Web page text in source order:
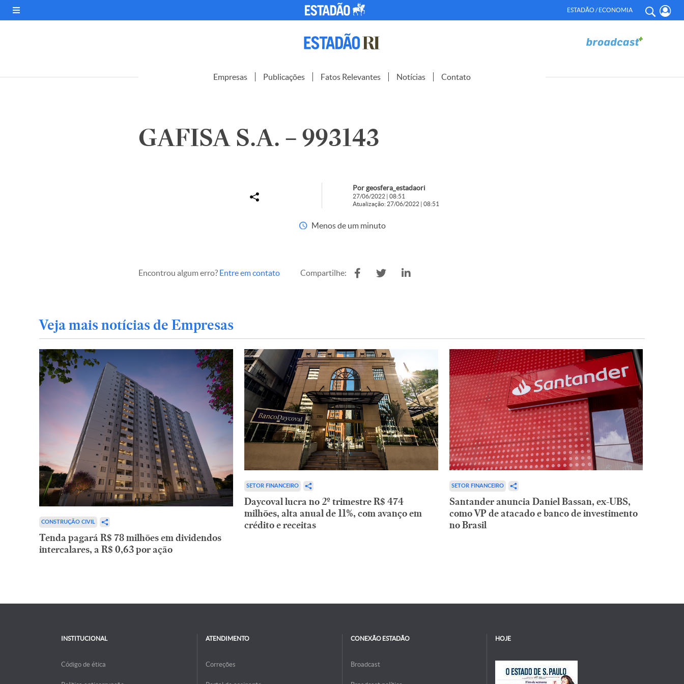
ESTADÃO / ECONOMIA
Empresas Publicações Fatos Relevantes Notícias Contato
GAFISA S.A. – 993143
Por geosfera_estadaori
27/06/2022 | 08:51
Atualização: 27/06/2022 | 08:51
Menos de um minuto
Encontrou algum erro? Entre em contato Compartilhe:
Veja mais notícias de Empresas
CONSTRUÇÃO CIVIL
Tenda pagará R$ 78 milhões em dividendos
intercalares, a R$ 0,63 por ação
SETOR FINANCEIRO
Daycoval lucra no 2º trimestre R$ 474
milhões, alta anual de 11%, com avanço em
crédito e receitas
SETOR FINANCEIRO
Santander anuncia Daniel Bassan, ex-UBS,
como VP de atacado e banco de investimento
no Brasil
INSTITUCIONAL
Código de ética
ATENDIMENTO
Correções
CONEXÃO ESTADÃO
Broadcast
HOJE